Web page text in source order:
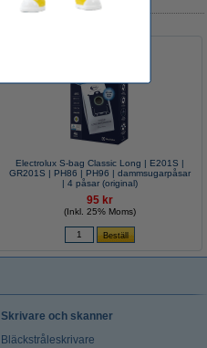
Electrolux S-bag Classic Long | E201S |
GR201S | PH86 | PH96 | dammsugarpåsar
| 4 påsar (original)
95 kr
(Inkl. 25% Moms)
Skrivare och skanner
Bläckstråleskrivare